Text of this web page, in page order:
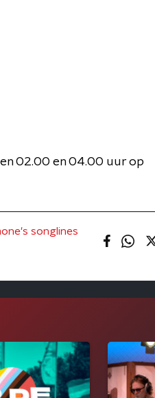
02.00 en 04.00 uur op
songlines